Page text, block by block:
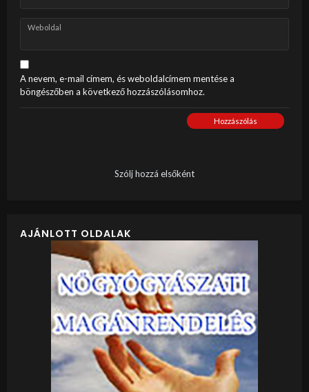
Weboldal
A nevem, e-mail címem, és weboldalcímem mentése a
böngészőben a következő hozzászólásomhoz.
Hozzászólás
Szólj hozzá elsőként
AJÁNLOTT OLDALAK